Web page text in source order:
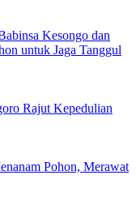
Kesongo dan
untuk Jaga Tanggul
Rajut Kepedulian
Pohon, Merawat